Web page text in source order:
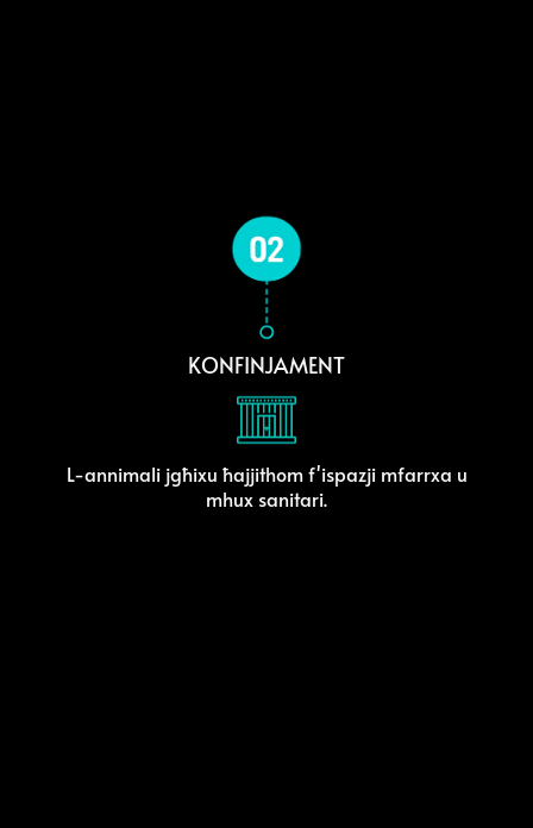
KONFINJAMENT
L-annimali jgħixu ħajjithom f'ispazji mfarrxa u
mhux sanitari.